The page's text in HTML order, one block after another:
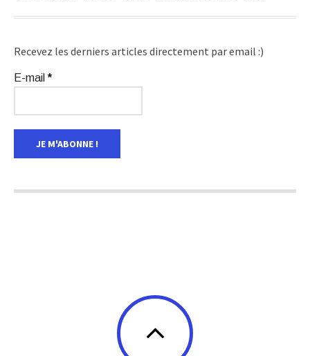
Recevez les derniers articles directement par email :)
E-mail*